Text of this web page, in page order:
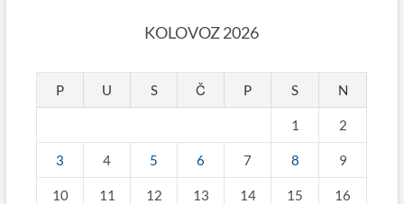
KOLOVOZ 2026
P U S Č P S N
1 2
3 4 5 6 7 8 9
10 11 12 13 14 15 16